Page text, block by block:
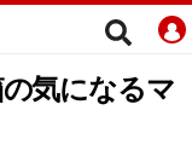
気になるマ